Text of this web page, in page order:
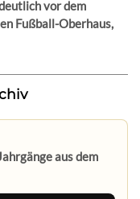
vor dem
Fußball-Oberhaus,
aus dem